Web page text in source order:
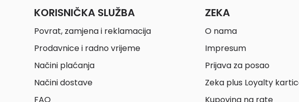
KORISNIČKA SLUŽBA
Povrat, zamjena i reklamacija
Prodavnice i radno vrijeme
Načini plaćanja
Načini dostave
FAQ
ZEKA
O nama
Impresum
Prijava za posao
Zeka plus Loyalty
Kupovina na rate